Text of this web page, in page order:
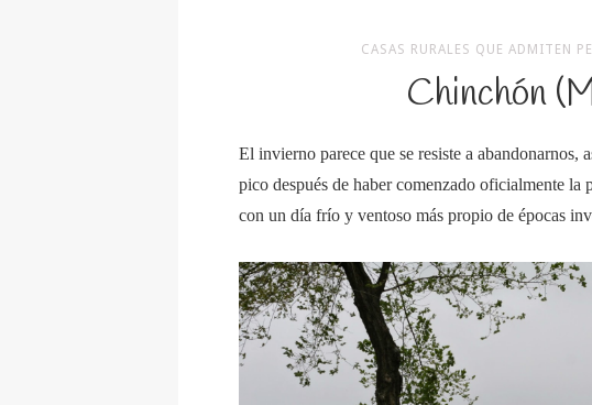
CASAS RURALES QUE ADMITEN
Chinchón
El invierno parece que se resiste a
pico después de haber comenzado oficialmente la
con un día frío y ventoso más propio de épocas